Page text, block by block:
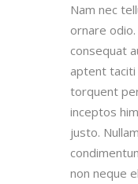
Nam nec
ornare
consequat
aptent taciti
torquent
inceptos
justo.
non neque